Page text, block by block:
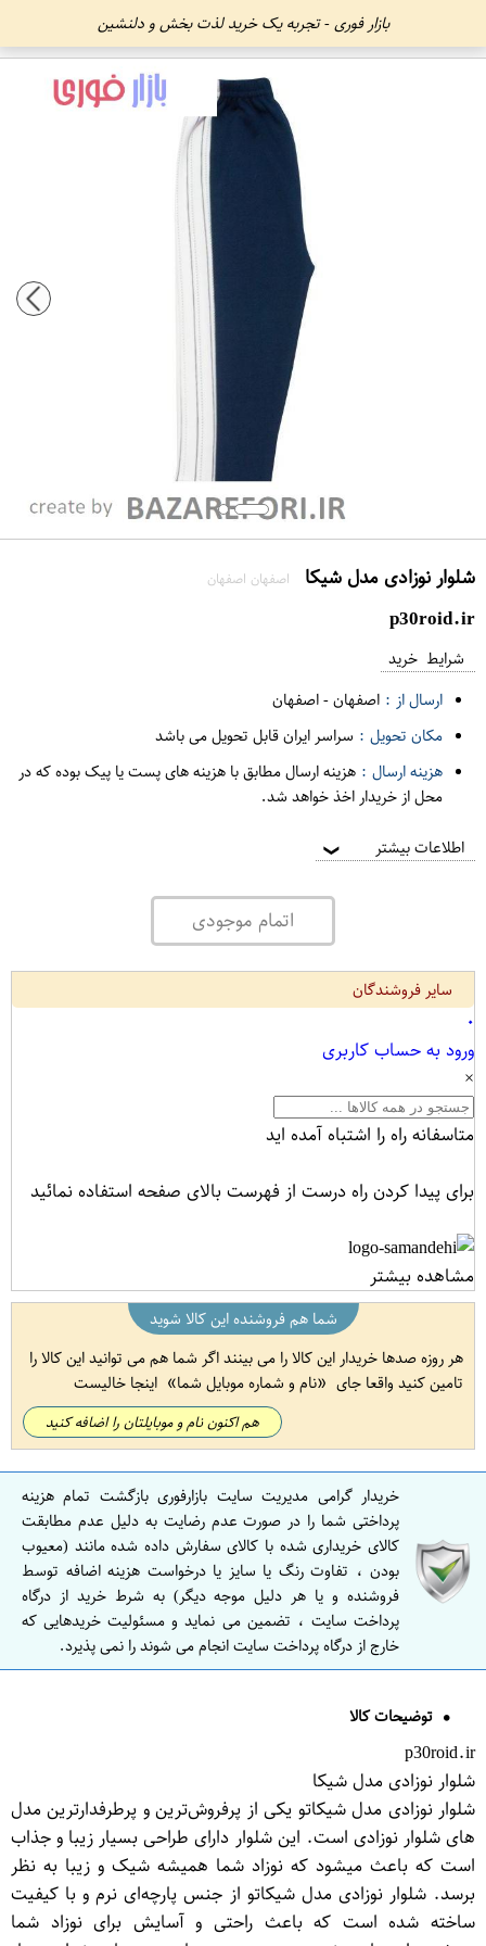
بازار فوری - تجربه یک خرید لذت بخش و دلنشین
شلوار نوزادی مدل شیکا اصفهان اصفهان
p30roid.ir
شرایط خرید
ارسال از : اصفهان-اصفهان
مکان تحویل : سراسر ایران قابل تحویل می باشد
هزینه ارسال : هزینه ارسال مطابق با هزینه های پست یا پیک بوده که در
محل از خریدار اخذ خواهد شد.
اطلاعات بیشتر ❯
اتمام موجودی
سایر فروشندگان
۰
ورود به حساب کاربری
×
متاسفانه راه را اشتباه آمده اید
برای پیدا کردن راه درست از فهرست بالای صفحه استفاده نمائید
مشاهده بیشتر
شما هم فروشنده این کالا شوید
هر روزه صدها خریدار این کالا را می بینند اگر شما هم می توانید این کالا را
تامین کنید واقعا جای
نام و شماره موبایل شما اینجا خالیست
هم اکنون نام و موبایلتان را اضافه کنید
خریدار گرامی مدیریت سایت بازارفوری بازگشت تمام هزینه
پرداختی شما را در صورت عدم رضایت به دلیل عدم مطابقت
کالای خریداری شده با کالای سفارش داده شده مانند (معیوب
بودن ، تفاوت رنگ یا سایز یا درخواست هزینه اضافه توسط
فروشنده و یا هر دلیل موجه دیگر) به شرط خرید از درگاه
پرداخت سایت ، تضمین می نماید و مسئولیت خریدهایی که
خارج از درگاه پرداخت سایت انجام می شوند را نمی پذیرد.
توضیحات کالا
p30roid.ir
شلوار نوزادی مدل شیکا
شلوار نوزادی مدل شیکاتو یکی از پرفروش‌ترین و پرطرفدارترین مدل
های شلوار نوزادی است. این شلوار دارای طراحی بسیار زیبا و جذاب
است که باعث میشود که نوزاد شما همیشه شیک و زیبا به نظر
برسد. شلوار نوزادی مدل شیکاتو از جنس پارچه‌ای نرم و با کیفیت
ساخته شده است که باعث راحتی و آسایش برای نوزاد شما